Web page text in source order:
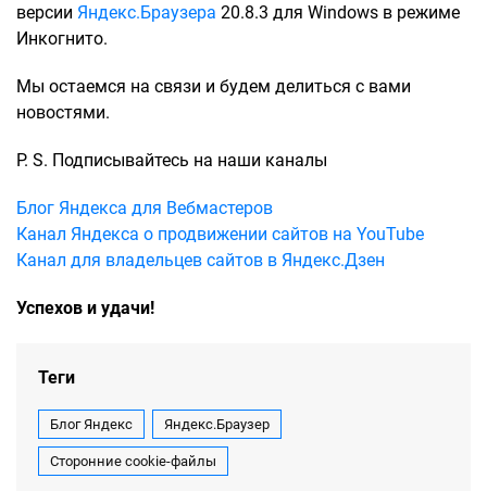
версии Яндекс.Браузера 20.8.3 для Windows в режиме
Инкогнито.
Мы остаемся на связи и будем делиться с вами
новостями.
P. S. Подписывайтесь на наши каналы
Блог Яндекса для Вебмастеров
Канал Яндекса о продвижении сайтов на YouTube
Канал для владельцев сайтов в Яндекс.Дзен
Успехов и удачи!
Теги
Блог Яндекс Яндекс.Браузер
Сторонние cookie-файлы